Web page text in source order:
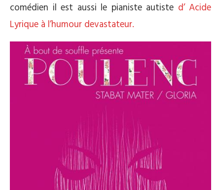
comédien il est aussi le pianiste autiste d’ Acide
Lyrique à l’humour devastateur.